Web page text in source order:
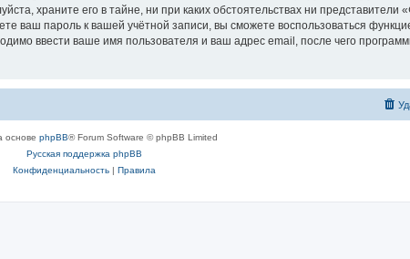
храните его в тайне, ни при каких обстоятельствах ни представители
ваш пароль к вашей учётной записи, вы сможете воспользоваться
ввести ваше имя пользователя и ваш адрес email, после чего
основе phpBB® Forum Software © phpBB Limited
Русская поддержка phpBB
Конфиденциальность| Правила